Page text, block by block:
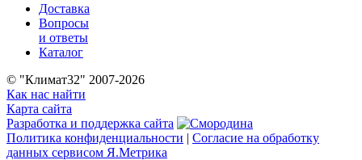
Доставка
Вопросы
и ответы
Каталог
© "Климат32" 2007-2026
Как нас найти
Карта сайта
Разработка и поддержка сайта
Политика конфиденциальности | Согласие на обработку
данных сервисом Я.Метрика